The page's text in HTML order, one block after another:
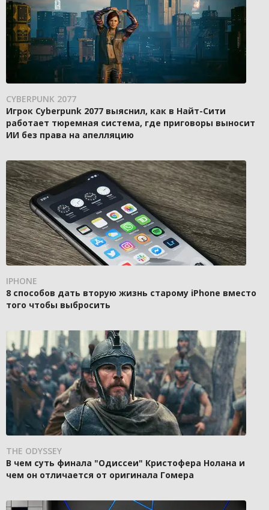
CYBERPUNK 2077
Игрок Cyberpunk 2077 выяснил, как в Найт-Сити
работает тюремная система, где приговоры выносит
ИИ без права на апелляцию
IPHONE
8 способов дать вторую жизнь старому iPhone вместо
того чтобы выбросить
THE ODYSSEY
В чем суть финала "Одиссеи" Кристофера Нолана и
чем он отличается от оригинала Гомера